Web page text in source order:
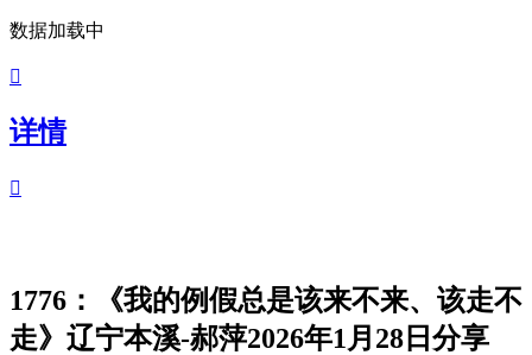
数据加载中

详情

1776：《我的例假总是该来不来、该走不
走》辽宁本溪-郝萍2026年1月28日分享